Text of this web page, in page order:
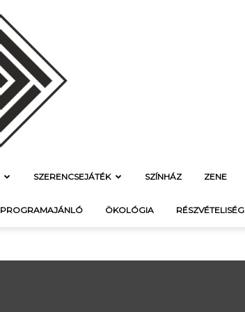
f21.hu
SZERENCSEJÁTÉK SZÍNHÁZ ZENE
PROGRAMAJÁNLÓ ÖKOLÓGIA RÉSZVÉTELISÉG